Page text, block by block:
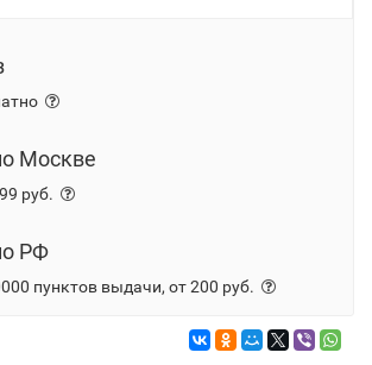
Москве
руб.
РФ
пунктов выдачи, от 200 руб.